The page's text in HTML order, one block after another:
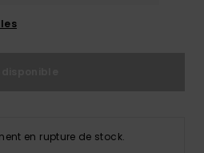
en rupture de stock.